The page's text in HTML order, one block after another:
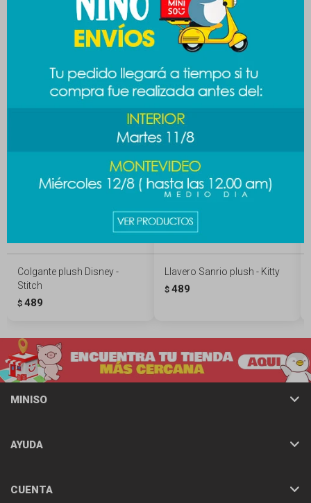
Productos que te pueden interesar
Colgante plush Disney -
Stitch
$ 489
Llavero Sanrio plush - Kitty
$ 489
MINISO
AYUDA
CUENTA